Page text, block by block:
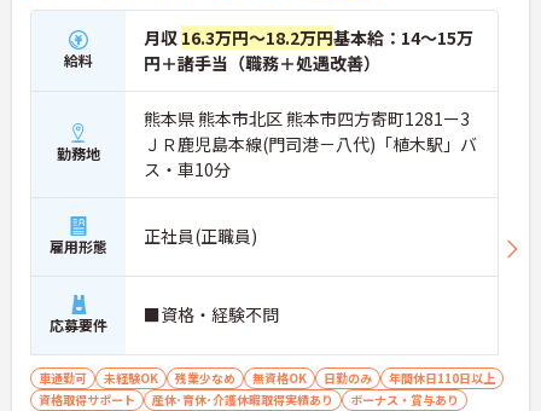
給料
月収 16.3万円～18.2万円基本給：14～15万
円＋諸手当（職務＋処遇改善）
勤務地
熊本県 熊本市北区 熊本市四方寄町1281ー3
ＪＲ鹿児島本線(門司港－八代)「植木駅」バ
ス・車10分
雇用形態 正社員(正職員)
応募要件 ■資格・経験不問
車通勤可 未経験OK 残業少なめ 無資格OK 日勤のみ
年間休日110日以上
資格取得サポート
産休･育休･介護休暇取得実績あり
ボーナス・賞与あり